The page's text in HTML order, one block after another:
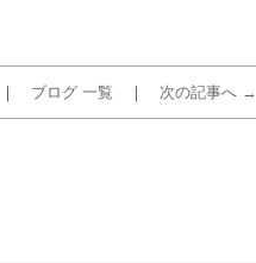
ブログ 一覧 次の記事へ →